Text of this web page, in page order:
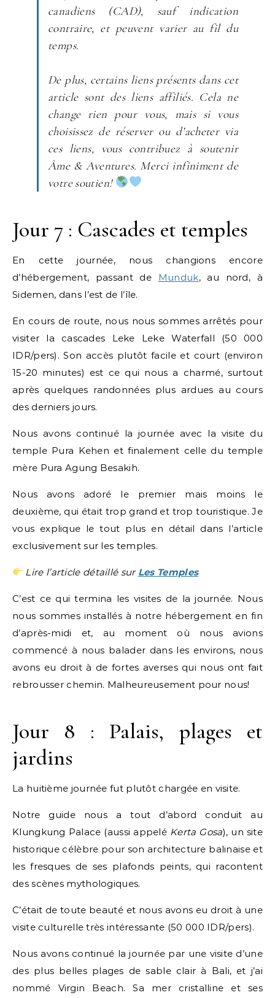
canadiens (CAD), sauf indication
contraire, et peuvent varier au fil du
temps.
De plus, certains liens présents dans cet
article sont des liens affiliés. Cela ne
change rien pour vous, mais si vous
choisissez de réserver ou d’acheter via
ces liens, vous contribuez à soutenir
Âme & Aventures. Merci infiniment de
votre soutien!
Jour 7 : Cascades et temples
En cette journée, nous changions encore
d’hébergement, passant de Munduk, au nord, à
Sidemen, dans l’est de l’île.
En cours de route, nous nous sommes arrêtés pour
visiter la cascades Leke Leke Waterfall (50 000
IDR/pers). Son accès plutôt facile et court (environ
15-20 minutes) est ce qui nous a charmé, surtout
après quelques randonnées plus ardues au cours
des derniers jours.
Nous avons continué la journée avec la visite du
temple Pura Kehen et finalement celle du temple
mère Pura Agung Besakih.
Nous avons adoré le premier mais moins le
deuxième, qui était trop grand et trop touristique. Je
vous explique le tout plus en détail dans l’article
exclusivement sur les temples.
Lire l’article détaillé sur Les Temples
C’est ce qui termina les visites de la journée. Nous
nous sommes installés à notre hébergement en fin
d’après-midi et, au moment où nous avions
commencé à nous balader dans les environs, nous
avons eu droit à de fortes averses qui nous ont fait
rebrousser chemin. Malheureusement pour nous!
Jour 8 : Palais, plages et
jardins
La huitième journée fut plutôt chargée en visite.
Notre guide nous a tout d’abord conduit au
Klungkung Palace (aussi appelé Kerta Gosa), un site
historique célèbre pour son architecture balinaise et
les fresques de ses plafonds peints, qui racontent
des scènes mythologiques.
C’était de toute beauté et nous avons eu droit à une
visite culturelle très intéressante (50 000 IDR/pers).
Nous avons continué la journée par une visite d’une
des plus belles plages de sable clair à Bali, et j’ai
nommé Virgin Beach. Sa mer cristalline et ses